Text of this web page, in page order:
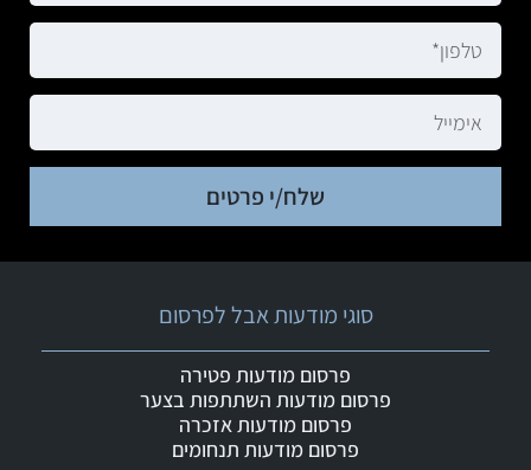
שלח/י פרטים
סוגי מודעות אבל לפרסום
פרסום מודעות פטירה
פרסום מודעות השתתפות בצער
פרסום מודעות אזכרה
פרסום מודעות תנחומים